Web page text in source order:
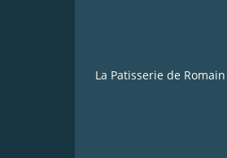
La Patisserie de Romain